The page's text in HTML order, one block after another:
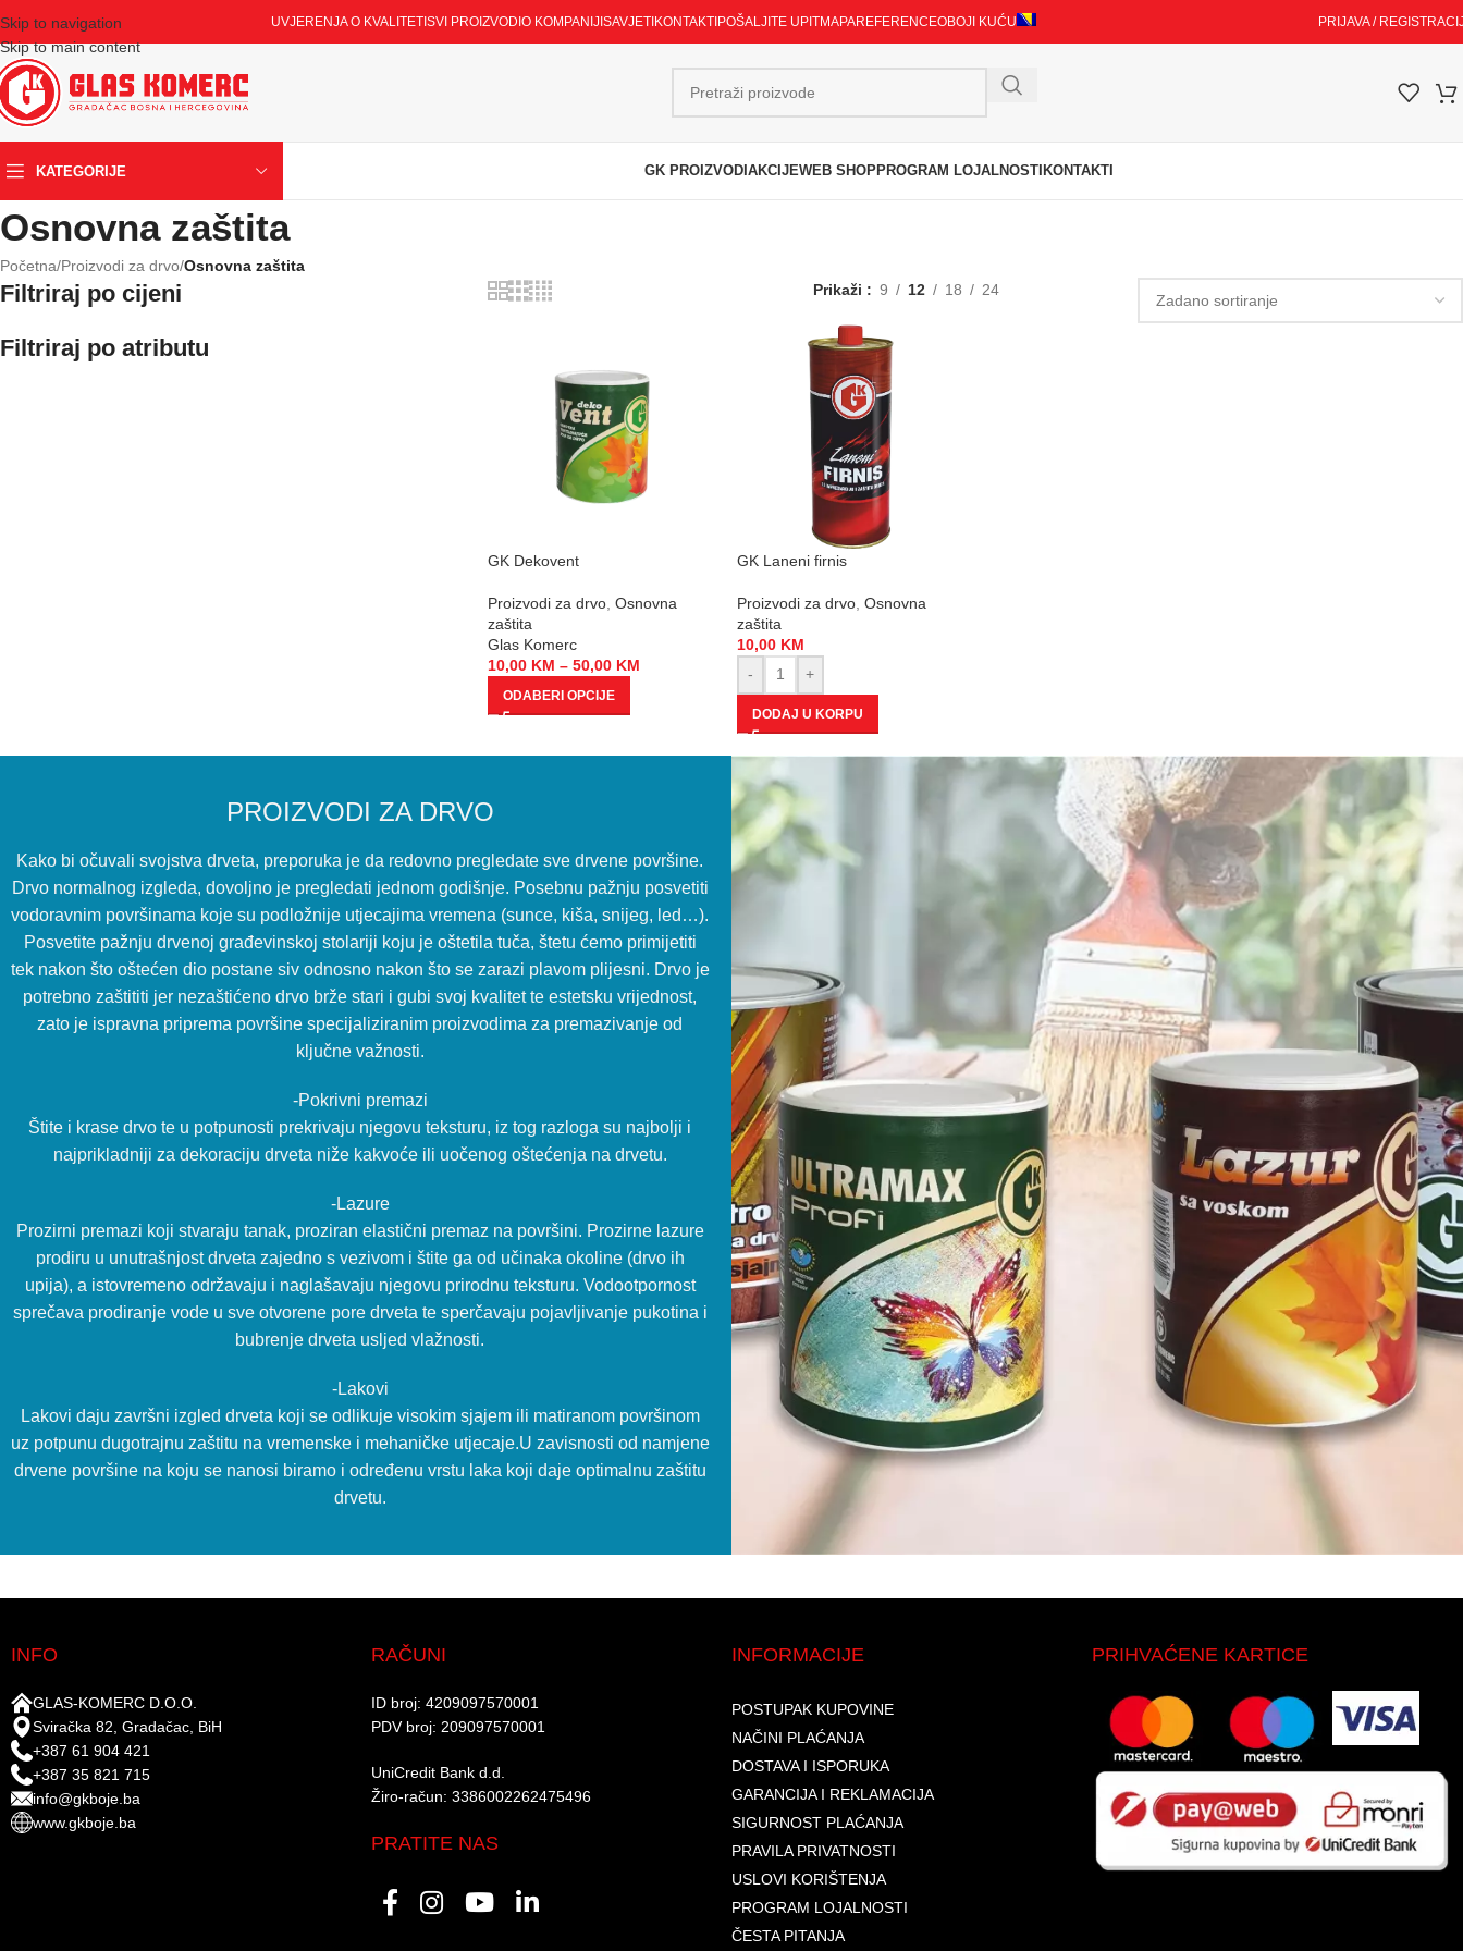
Skip to navigation
Skip to main content
UVJERENJA O KVALITETI SVI PROIZVODI O KOMPANIJI SAVJETI KONTAKTI POŠALJITE UPITMAPAREFERENCEOBOJI KUĆU PRIJAVA /
KATEGORIJE GK PROIZVODI AKCIJEWEB SHOPPROGRAM LOJALNOSTI KONTAKTI
Osnovna zaštita
Početna/Proizvodi za drvo/Osnovna zaštita
Filtriraj po cijeni
Filtriraj po atributu
Prikaži 9 12 18 24
GK Dekovent
Proizvodi za drvo, Osnovna
zaštita
Glas Komerc
10,00 KM – 50,00 KM
ODABERI OPCIJE
GK Laneni firnis
Proizvodi za drvo, Osnovna
zaštita
10,00 KM
-
+
DODAJ U KORPU
PROIZVODI ZA DRVO
Kako bi očuvali svojstva drveta, preporuka je da redovno pregledate sve drvene površine.
Drvo normalnog izgleda, dovoljno je pregledati jednom godišnje. Posebnu pažnju posvetiti
vodoravnim površinama koje su podložnije utjecajima vremena (sunce, kiša, snijeg, led…).
Posvetite pažnju drvenoj građevinskoj stolariji koju je oštetila tuča, štetu ćemo primijetiti
tek nakon što oštećen dio postane siv odnosno nakon što se zarazi plavom plijesni. Drvo je
potrebno zaštititi jer nezaštićeno drvo brže stari i gubi svoj kvalitet te estetsku vrijednost,
zato je ispravna priprema površine specijaliziranim proizvodima za premazivanje od
ključne važnosti.
-Pokrivni premazi
Štite i krase drvo te u potpunosti prekrivaju njegovu teksturu, iz tog razloga su najbolji i
najprikladniji za dekoraciju drveta niže kakvoće ili uočenog oštećenja na drvetu.
-Lazure
Prozirni premazi koji stvaraju tanak, proziran elastični premaz na površini. Prozirne lazure
prodiru u unutrašnjost drveta zajedno s vezivom i štite ga od učinaka okoline (drvo ih
upija), a istovremeno održavaju i naglašavaju njegovu prirodnu teksturu. Vodootpornost
sprečava prodiranje vode u sve otvorene pore drveta te sperčavaju pojavljivanje pukotina i
bubrenje drveta usljed vlažnosti.
-Lakovi
Lakovi daju završni izgled drveta koji se odlikuje visokim sjajem ili matiranom površinom
uz potpunu dugotrajnu zaštitu na vremenske i mehaničke utjecaje.U zavisnosti od namjene
drvene površine na koju se nanosi biramo i određenu vrstu laka koji daje optimalnu zaštitu
drvetu.
INFO
GLAS-KOMERC D.O.O.
Sviračka 82, Gradačac, BiH
+387 61 904 421
+387 35 821 715
info@gkboje.ba
www.gkboje.ba
RAČUNI
ID broj: 4209097570001​
PDV broj: 209097570001 ​
UniCredit Bank d.d.​
Žiro-račun: 3386002262475496​​
PRATITE NAS
INFORMACIJE
POSTUPAK KUPOVINE
NAČINI PLAĆANJA
DOSTAVA I ISPORUKA
GARANCIJA I REKLAMACIJA
SIGURNOST PLAĆANJA
PRAVILA PRIVATNOSTI
USLOVI KORIŠTENJA
PROGRAM LOJALNOSTI
ČESTA PITANJA
PRIHVAĆENE KARTICE